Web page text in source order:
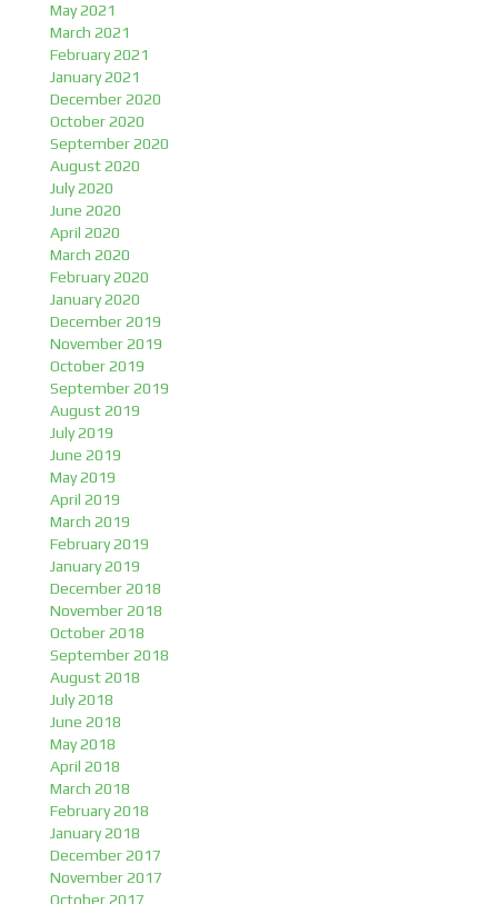
May 2021
March 2021
February 2021
January 2021
December 2020
October 2020
September 2020
August 2020
July 2020
June 2020
April 2020
March 2020
February 2020
January 2020
December 2019
November 2019
October 2019
September 2019
August 2019
July 2019
June 2019
May 2019
April 2019
March 2019
February 2019
January 2019
December 2018
November 2018
October 2018
September 2018
August 2018
July 2018
June 2018
May 2018
April 2018
March 2018
February 2018
January 2018
December 2017
November 2017
October 2017